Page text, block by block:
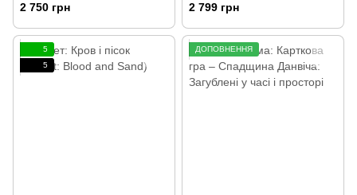
2 750 грн 2 799 грн
5
5
ДОПОВНЕННЯ